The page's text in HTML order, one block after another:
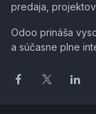
predaja,
Odoo prináša
a súčasne plne